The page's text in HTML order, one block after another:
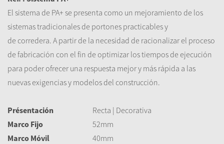
El sistema de PA+ se presenta como un mejoramiento de los
sistemas tradicionales de portones practicables y
de corredera. A partir de la necesidad de racionalizar el proceso
de fabricación con el fin de optimizar los tiempos de ejecución
para poder ofrecer una respuesta mejor y más rápida a las
nuevas exigencias y modelos del construcción.
Présentación
Recta | Decorativa
Marco Fijo
52mm
Marco Móvil
40mm